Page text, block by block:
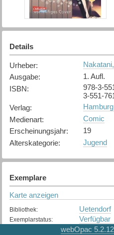
Details
Urheber:
Ausgabe:
1. Aufl.
ISBN:
978-3-
3-551-
Verlag:
Medienart:
Comic
Erscheinungsjahr:
19
Alterskategorie: Jugend
Exemplare
Karte anzeigen
Bibliothek: Uetendorf
Exemplarstatus:
Verfügbar
webOpac